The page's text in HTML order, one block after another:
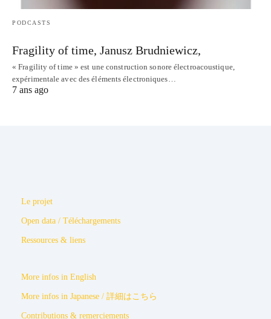
PODCASTS
Fragility of time, Janusz Brudniewicz,
« Fragility of time » est une construction sonore électroacoustique,
expérimentale avec des éléments électroniques…
7 ans ago
Le projet
Open data / Téléchargements
Ressources & liens
More infos in English
More infos in Japanese / 詳細はこちら
Contributions & remerciements